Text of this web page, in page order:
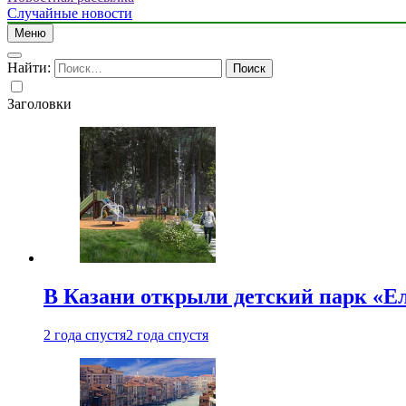
Случайные новости
Меню
Найти:
Заголовки
В Казани открыли детский парк
2 года спустя2 года спустя